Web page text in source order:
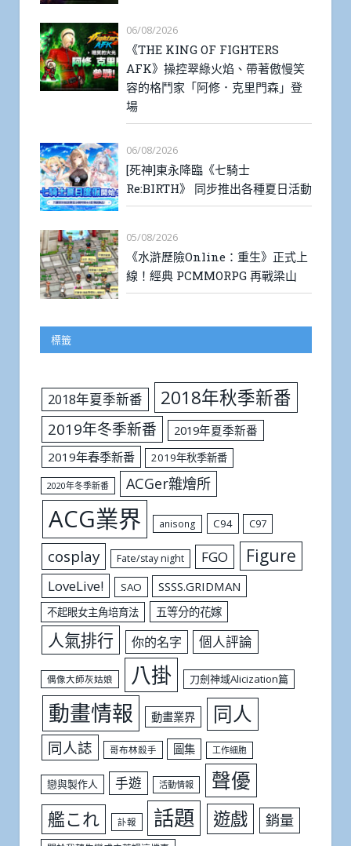
06/08/2026
《THE KING OF FIGHTERS
AFK》操控翠綠火焰、帶著傲慢笑
容的格鬥家「阿修．克里門森」登
場
06/08/2026
[死神]東永降臨《七騎士
Re:BIRTH》 同步推出各種夏日活動
05/08/2026
《水滸歷險Online：重生》正式上
線！經典 PCMMORPG 再戰梁山
標籤
2018年夏季新番 2018年秋季新番
2019年冬季新番
2019年夏季新番
2019年春季新番
2019年秋季新番
2020年冬季新番 ACGer雜燴所
ACG業界 anisong C94 C97
cosplay Fate/stay night FGO Figure
LoveLive! SAO SSSS.GRIDMAN
不起眼女主角培育法 五等分的花嫁
人氣排行 你的名字 個人評論
偶像大師灰姑娘 八掛 刀劍神域Alicization篇
動畫情報 動畫業界 同人
同人誌 哥布林殺手 圖集 工作細胞
戀與製作人 手遊 活動情報 聲優
艦これ 訃報 話題 遊戲 銷量